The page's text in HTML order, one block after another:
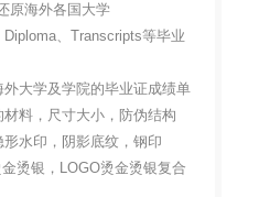
原海外各国大学
Diploma、Transcripts等毕业
外大学及学院的毕业证成绩单
材料，尺寸大小，防伪结构
形水印，阴影底纹，钢印
金烫银，LOGO烫金烫银复合